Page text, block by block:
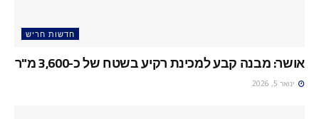
חדשות חריש
אושר: מבנה קבע למכינת רקיע בשטח של כ-3,600 מ"ר
ינואר 5, 2026